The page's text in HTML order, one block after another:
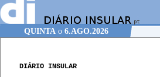
QUINTAo 6.AGO.2026
DIÁRIO INSULAR